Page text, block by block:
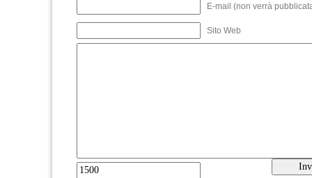
E-mail (non verrà
Sito Web